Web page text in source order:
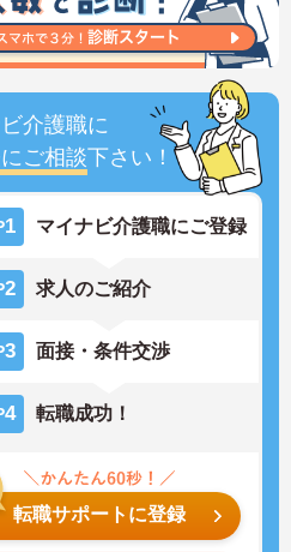
介護職に
ご相談下さい！
1 マイナビ介護職にご登録
2 求人のご紹介
3 面接・条件交渉
4 転職成功！
転職サポートに登録